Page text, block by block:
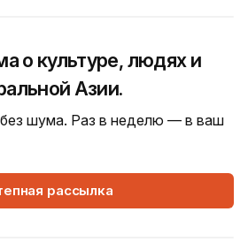
о культуре, людях и
Азии.
без шума. Раз в неделю — в ваш
рассылка